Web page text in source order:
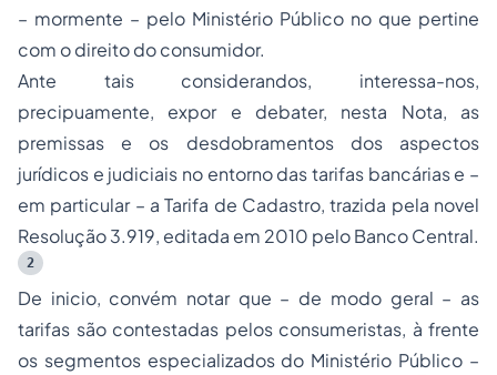
– mormente – pelo Ministério Público no que pertine
com o direito do consumidor.
Ante tais considerandos, interessa-nos,
precipuamente, expor e debater, nesta Nota, as
premissas e os desdobramentos dos aspectos
jurídicos e judiciais no entorno das tarifas bancárias e –
em particular – a Tarifa de Cadastro, trazida pela novel
Resolução 3.919, editada em 2010 pelo Banco Central.
2
De inicio, convém notar que – de modo geral – as
tarifas são contestadas pelos consumeristas, à frente
os segmentos especializados do Ministério Público –